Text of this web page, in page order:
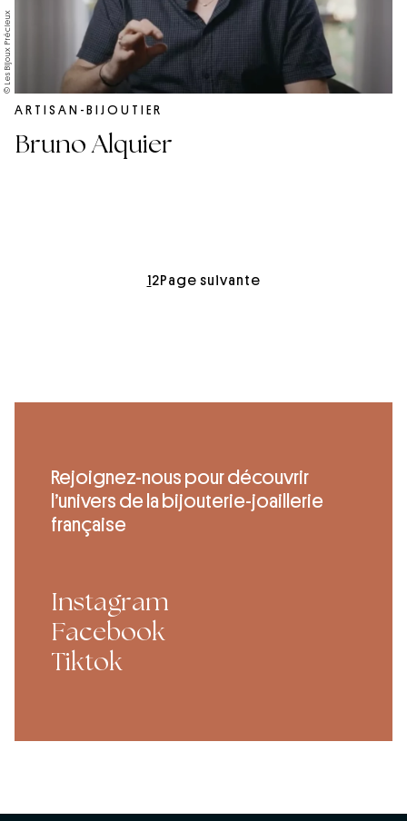
© Les Bijoux Précieux
ARTISAN-BIJOUTIER
Bruno Alquier
1 2Page suivante
Rejoignez-nous pour découvrir
l’univers de la bijouterie-joaillerie
française
Instagram
Facebook
Tiktok